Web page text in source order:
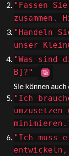
"Fassen
"Handeln
unser
"Was sind
B]?"
Sie können
"Ich
"Ich muss
entwickeln,